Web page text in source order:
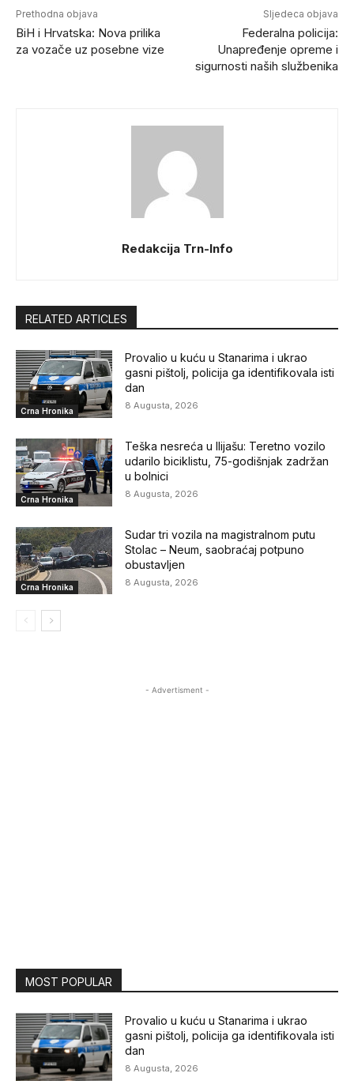
Prethodna objava
BiH i Hrvatska: Nova prilika
za vozače uz posebne vize
Sljedeca objava
Federalna policija:
Unapređenje opreme i
sigurnosti naših službenika
Redakcija Trn-Info
RELATED ARTICLES
Crna Hronika
Provalio u kuću u Stanarima i ukrao
gasni pištolj, policija ga identifikovala isti
dan
8 Augusta, 2026
Crna Hronika
Teška nesreća u Ilijašu: Teretno vozilo
udarilo biciklistu, 75-godišnjak zadržan
u bolnici
8 Augusta, 2026
Crna Hronika
Sudar tri vozila na magistralnom putu
Stolac – Neum, saobraćaj potpuno
obustavljen
8 Augusta, 2026
- Advertisment -
MOST POPULAR
Provalio u kuću u Stanarima i ukrao
gasni pištolj, policija ga identifikovala isti
dan
8 Augusta, 2026